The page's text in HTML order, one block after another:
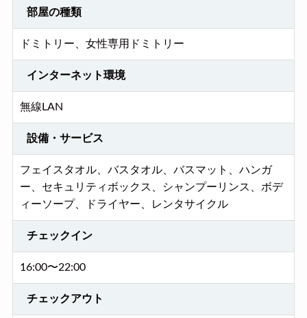
部屋の種類
ドミトリー、女性専用ドミトリー
インターネット環境
無線LAN
設備・サービス
フェイスタオル、バスタオル、バスマット、ハンガ
ー、セキュリティボックス、シャンプーリンス、ボデ
ィーソープ、ドライヤー、レンタサイクル
チェックイン
16:00〜22:00
チェックアウト